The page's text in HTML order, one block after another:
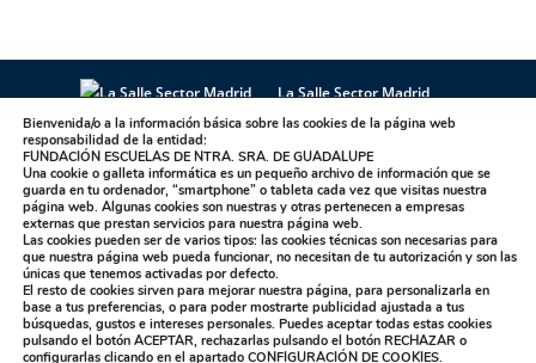
La Salle Sector Madrid
La Salle Antúnez
La Salle Arucas
La Salle Centro Universitario
La Salle Corral
La Salle Griñón
La Salle Institución
La Salle La Laguna
La Salle La Paloma
La Salle Maravillas
La Salle Plasencia
La Salle Sagrado Corazón
La Salle San Ildefonso
La Salle San Rafael
La Salle Talavera
La Salle Valdemorillo
Bienvenida/o a la información básica sobre las cookies de la página web
responsabilidad de la entidad:
FUNDACIÓN ESCUELAS DE NTRA. SRA. DE GUADALUPE
Una cookie o galleta informática es un pequeño archivo de información que se
guarda en tu ordenador, “smartphone” o tableta cada vez que visitas nuestra
página web. Algunas cookies son nuestras y otras pertenecen a empresas
externas que prestan servicios para nuestra página web.
Las cookies pueden ser de varios tipos: las cookies técnicas son necesarias para
que nuestra página web pueda funcionar, no necesitan de tu autorización y son las
únicas que tenemos activadas por defecto.
El resto de cookies sirven para mejorar nuestra página, para personalizarla en
base a tus preferencias, o para poder mostrarte publicidad ajustada a tus
búsquedas, gustos e intereses personales. Puedes aceptar todas estas cookies
pulsando el botón ACEPTAR, rechazarlas pulsando el botón RECHAZAR o
configurarlas clicando en el apartado CONFIGURACIÓN DE COOKIES.